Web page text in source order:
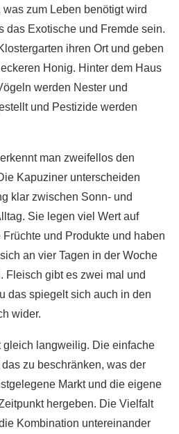
zum Leben benötigt wird
das Exotische und Fremde sein.
ihren Ort und geben
Honig. Hinter dem Haus
werden Nester und
und Pestizide werden
man zweifellos den
Kapuziner unterscheiden
klar zwischen Sonn- und
Sie legen viel Wert auf
und Produkte und haben
an vier Tagen in der Woche
Fleisch gibt es zwei mal und
das spiegelt sich auch in den
wider.
gleich langweilig. Die einfache
zu beschränken, was der
Markt und die eigene
hergeben. Die Vielfalt
Kombination untereinander